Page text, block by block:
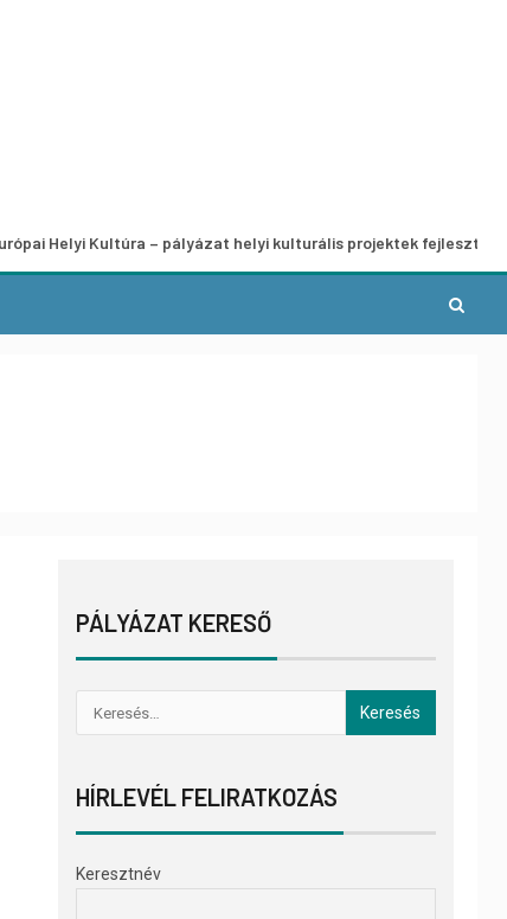
Kultúra – pályázat helyi kulturális projektek fejlesztésére
PÁLYÁZAT KERESŐ
HÍRLEVÉL FELIRATKOZÁS
Keresztnév